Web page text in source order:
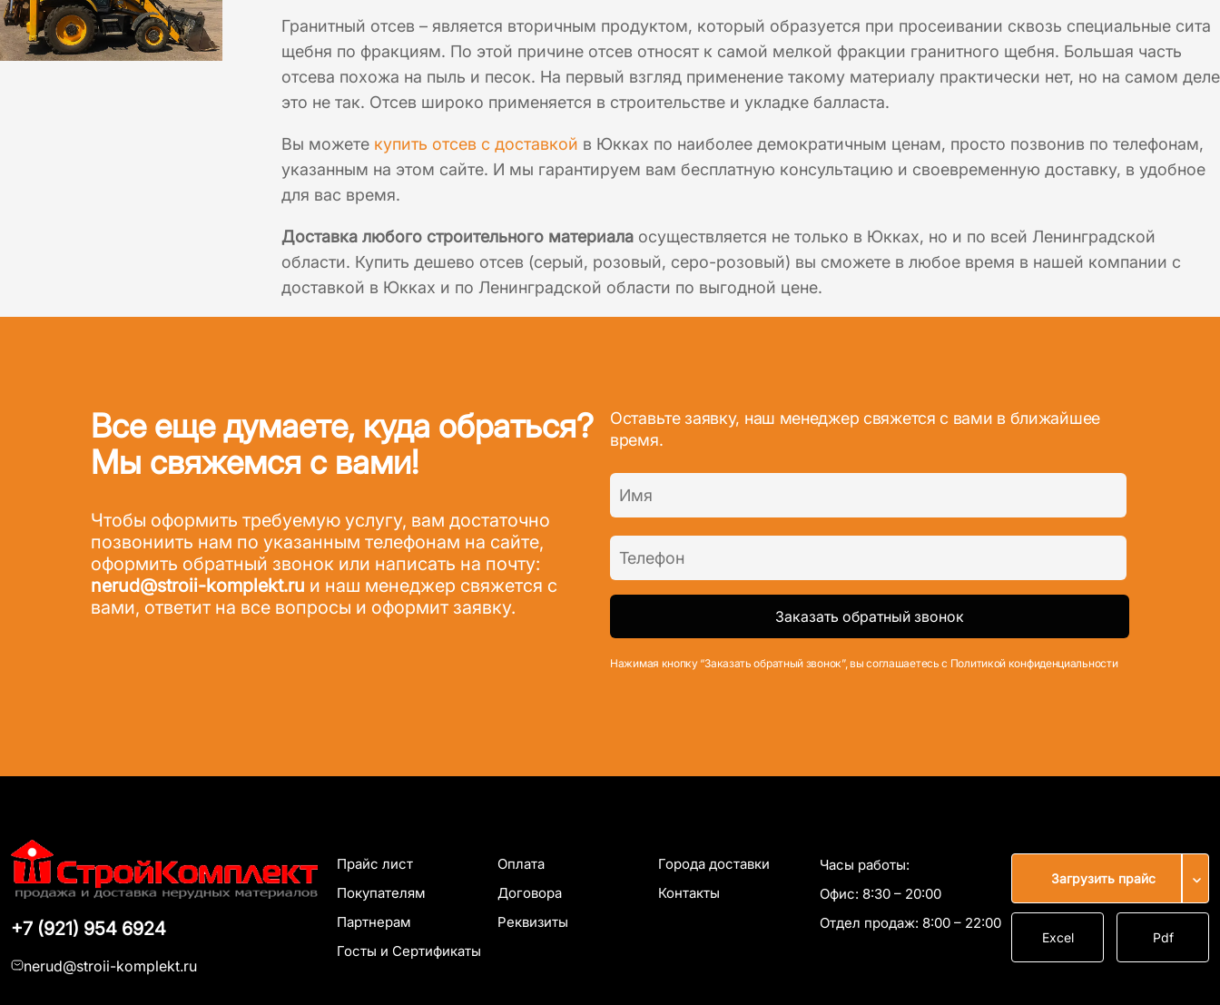
Гранитный отсев – является вторичным продуктом, который образуется при просеивании сквозь специальные сита
щебня по фракциям. По этой причине отсев относят к самой мелкой фракции гранитного щебня. Большая часть
отсева похожа на пыль и песок. На первый взгляд применение такому материалу практически нет, но на самом деле
это не так. Отсев широко применяется в строительстве и укладке балласта.
Вы можете купить отсев с доставкой в Юкках по наиболее демократичным ценам, просто позвонив по телефонам,
указанным на этом сайте. И мы гарантируем вам бесплатную консультацию и своевременную доставку, в удобное
для вас время.
Доставка любого строительного материала осуществляется не только в Юкках, но и по всей Ленинградской
области. Купить дешево отсев (серый, розовый, серо-розовый) вы сможете в любое время в нашей компании с
доставкой в Юкках и по Ленинградской области по выгодной цене.
Все еще думаете, куда обраться?
Мы свяжемся с вами!
Чтобы оформить требуемую услугу, вам достаточно
позвониить нам по указанным телефонам на сайте,
оформить обратный звонок или написать на почту:
nerud@stroii-komplekt.ru и наш менеджер свяжется с
вами, ответит на все вопросы и оформит заявку.
Оставьте заявку, наш менеджер свяжется с вами в ближайшее
время.
Нажимая кнопку “Заказать обратный звонок”, вы соглашаетесь с Политикой конфиденциальности
+7 (921) 954 6924
nerud@stroii-komplekt.ru
Прайс лист Оплата
Города доставки
Покупателям
Договора
Контакты
Партнерам
Реквизиты
Госты и Сертификаты
Часы работы:
Офис: 8:30 – 20:00
Отдел продаж: 8:00 – 22:00
Загрузить прайс
Excel Pdf